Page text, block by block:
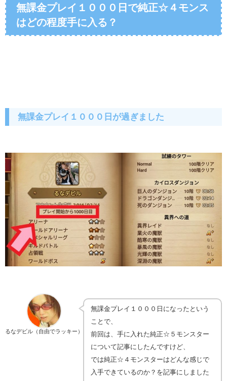
無課金プレイ１０００日で純正☆４モンス
はどの程度手に入る？
無課金プレイ１０００日が過ぎました
るなデビル（自由でラッキー）
無課金プレイ１０００日になったという
ことで、
前回は、手に入れた純正☆５モンスター
について記事にしたんですけど、
では純正☆４モンスターはどんな感じで
入手できているのか？を記事にしました